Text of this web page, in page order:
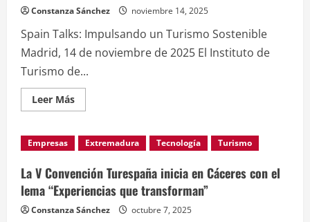
fomentando
experiencias
únicas
Constanza Sánchez noviembre 14, 2025
Spain Talks: Impulsando un Turismo Sostenible
Madrid, 14 de noviembre de 2025 El Instituto de
Turismo de...
Leer MásLeer
más
Turespaña
promueve
Dublín
un
turismo
sostenible
con
la
Empresas Extremadura Tecnología Turismo
La V Convención Turespaña inicia en Cáceres con el
lema “Experiencias que transforman”
Constanza Sánchez octubre 7, 2025